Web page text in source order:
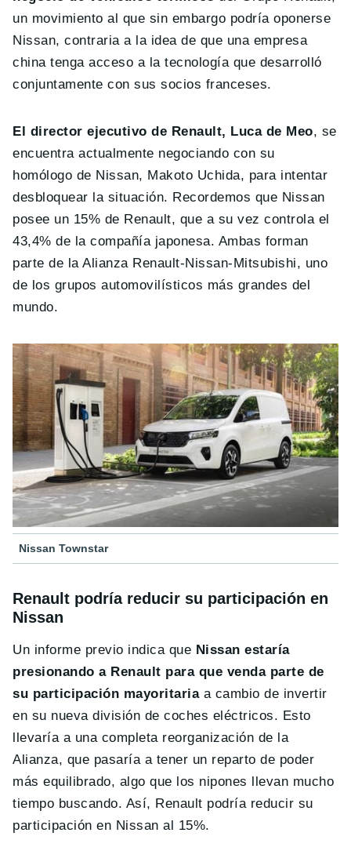
un movimiento al que sin embargo podría oponerse
Nissan, contraria a la idea de que una empresa
china tenga acceso a la tecnología que desarrolló
conjuntamente con sus socios franceses.
El director ejecutivo de Renault, Luca de Meo, se
encuentra actualmente negociando con su
homólogo de Nissan, Makoto Uchida, para intentar
desbloquear la situación. Recordemos que Nissan
posee un 15% de Renault, que a su vez controla el
43,4% de la compañía japonesa. Ambas forman
parte de la Alianza Renault-Nissan-Mitsubishi, uno
de los grupos automovilísticos más grandes del
mundo.
Nissan Townstar
Renault podría reducir su participación en
Nissan
Un informe previo indica que Nissan estaría
presionando a Renault para que venda parte de
su participación mayoritariaa cambio de invertir
en su nueva división de coches eléctricos. Esto
llevaría a una completa reorganización de la
Alianza, que pasaría a tener un reparto de poder
más equilibrado, algo que los nipones llevan mucho
tiempo buscando. Así, Renault podría reducir su
participación en Nissan al 15%.